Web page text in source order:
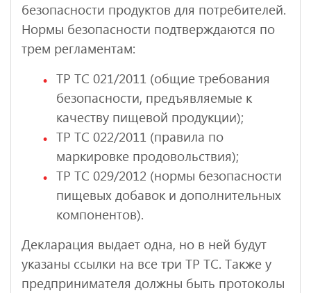
безопасности продуктов для потребителей.
Нормы безопасности подтверждаются по
трем регламентам:
ТР ТС 021/2011 (общие требования
безопасности, предъявляемые к
качеству пищевой продукции);
ТР ТС 022/2011 (правила по
маркировке продовольствия);
ТР ТС 029/2012 (нормы безопасности
пищевых добавок и дополнительных
компонентов).
Декларация выдает одна, но в ней будут
указаны ссылки на все три ТР ТС. Также у
предпринимателя должны быть протоколы